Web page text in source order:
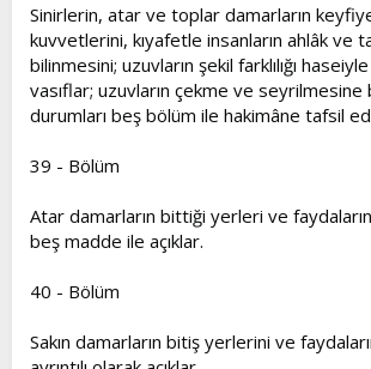
Sinirlerin, atar ve toplar damarların
kuvvetlerini, kıyafetle insanların ahlâk ve
bilinmesini; uzuvların şekil farklılığı
vasıflar; uzuvların çekme ve seyrilmesine
durumları beş bölüm ile hakimâne tafsil
39 - Bölüm
Atar damarların bittiği yerleri ve
beş madde ile açıklar.
40 - Bölüm
Sakın damarların bitiş yerlerini ve